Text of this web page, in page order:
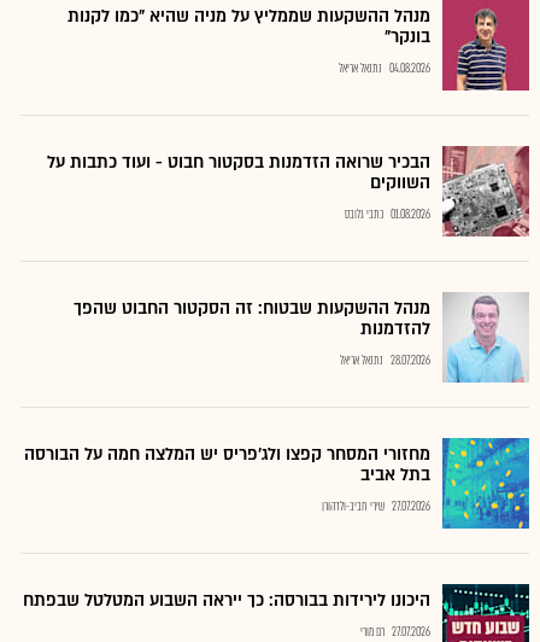
מנהל ההשקעות שממליץ על מניה שהיא "כמו לקנות
בונקר"
04.08.2026 נתנאל אריאל
הבכיר שרואה הזדמנות בסקטור חבוט - ועוד כתבות על
השווקים
01.08.2026 כתבי גלובס
מנהל ההשקעות שבטוח: זה הסקטור החבוט שהפך
להזדמנות
28.07.2026 נתנאל אריאל
מחזורי המסחר קפצו ולג'פריס יש המלצה חמה על הבורסה
בתל אביב
27.07.2026 שירי חביב-ולדהורן
היכונו לירידות בבורסה: כך ייראה השבוע המטלטל שבפתח
27.07.2026 רם מורי